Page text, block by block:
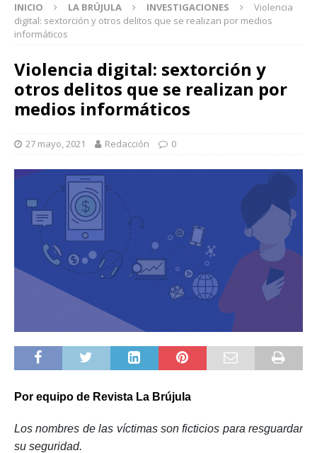
INICIO LA BRÚJULA INVESTIGACIONES
Violencia
digital: sextorción y otros delitos que se realizan por medios
informáticos
Violencia digital: sextorción y
otros delitos que se realizan por
medios informáticos
27 mayo, 2021 Redacción 0
Por equipo de Revista La Brújula
Los nombres de las víctimas son ficticios para resguardar
su seguridad.